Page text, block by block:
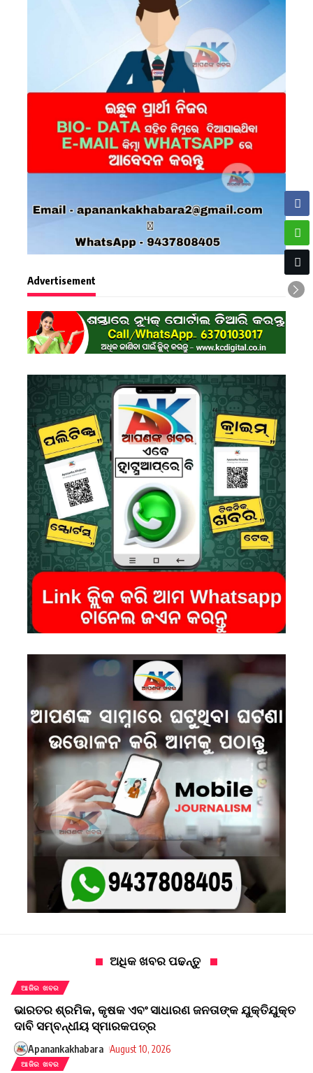
Advertisement
ଅଧିକ ଖବର ପଢନ୍ତୁ
ଆଜିର ଖବର
ଭାରତର ଶ୍ରମିକ, କୃଷକ ଏବଂ ସାଧାରଣ ଜନତାଙ୍କ ଯୁକ୍ତିଯୁକ୍ତ
ଦାବି ସମ୍ବନ୍ଧୀୟ ସ୍ମାରକପତ୍ର
Apanankakhabara August 10, 2026
ଆଜିର ଖବର